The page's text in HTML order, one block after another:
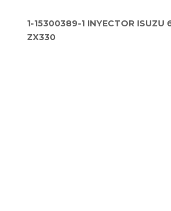
1-15300389-1 INYECTOR ISUZU
ZX330